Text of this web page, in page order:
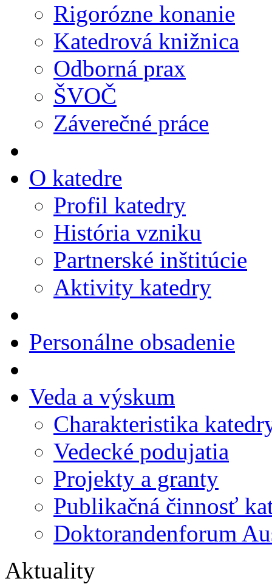
Rigorózne konanie
Katedrová knižnica
Odborná prax
ŠVOČ
Záverečné práce
O katedre
Profil katedry
História vzniku
Partnerské inštitúcie
Aktivity katedry
Personálne obsadenie
Veda a výskum
Charakteristika
Vedecké podujatia
Projekty a granty
Publikačná činnosť
Doktorandenforum
Aktuality